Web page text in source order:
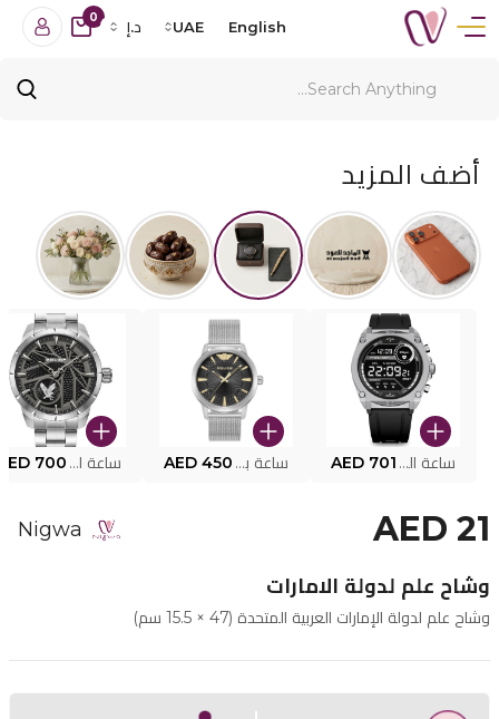
English
UAE د.إ
0
أضف المزيد
ساعة البوليس الذكية MY.AVATAR PEIUN0000101 AED 701 ساعة بوليس للرجال PEWJG0005002 AED 450 ساعة البوليس PEWJG2227302 700
AED 21
Nigwa
وشاح علم لدولة الامارات
وشاح علم لدولة الإمارات العربية المتحدة (47 × 15.5 سم)